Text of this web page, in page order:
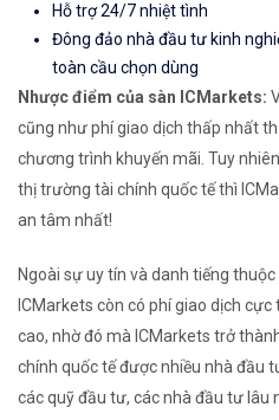
Hỗ trợ 24/7 nhiệt tình
Đông đảo nhà đầu tư kinh
toàn cầu chọn dùng
Nhược điểm của sàn ICMarkets:
cũng như phí giao dịch thấp nhất
chương trình khuyến mãi. Tuy
thị trường tài chính quốc tế thì
an tâm nhất!
Ngoài sự uy tín và danh tiếng
ICMarkets còn có phí giao dịch
cao, nhờ đó mà ICMarkets trở
chính quốc tế được nhiều nhà đầu
các quỹ đầu tư, các nhà đầu tư lâu